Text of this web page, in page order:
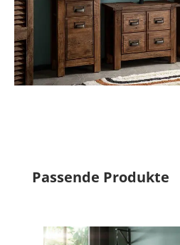
Produktgalerie überspringen
Passende Produkte